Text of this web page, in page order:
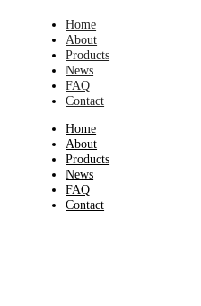
Home
About
Products
News
FAQ
Contact
Home
About
Products
News
FAQ
Contact